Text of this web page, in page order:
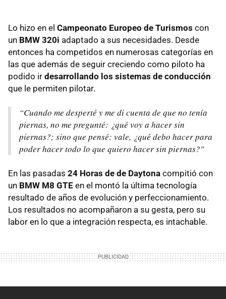
Lo hizo en el Campeonato Europeo de Turismos con
un BMW 320i adaptado a sus necesidades. Desde
entonces ha competidos en numerosas categorías en
las que además de seguir creciendo como piloto ha
podido ir desarrollando los sistemas de conducción
que le permiten pilotar.
“Cuando me desperté y me di cuenta de que no tenía
piernas, no me pregunté: ¿qué voy a hacer sin
piernas?; sino que pensé: vale, ¿qué debo hacer para
poder hacer todo lo que quiero hacer sin piernas?"
En las pasadas 24 Horas de de Daytona compitió con
un BMW M8 GTE en el montó la última tecnología
resultado de años de evolución y perfeccionamiento.
Los resultados no acompañaron a su gesta, pero su
labor en lo que a integración respecta, es intachable.